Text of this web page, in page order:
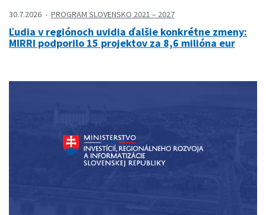
30.7.2026 PROGRAM SLOVENSKO 2021 – 2027
Ľudia v regiónoch uvidia ďalšie konkrétne zmeny:
MIRRI podporilo 15 projektov za 8,6 milióna eur